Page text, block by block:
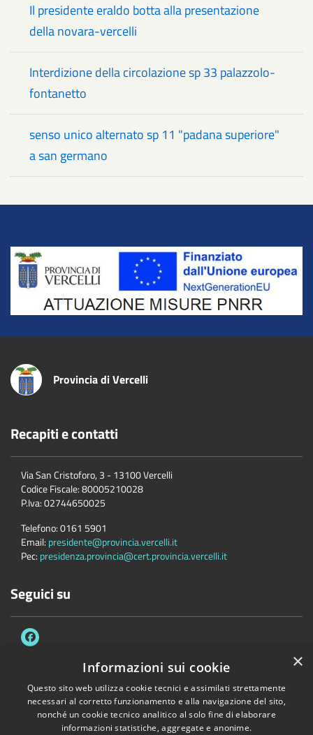
Il presidente eraldo botta alla presentazione
della novara-vercelli
Interdizione della circolazione sp 33 palazzolo-
fontanetto
senso unico alternato sp 11 "padana superiore"
a san germano
Title
Provincia di Vercelli
Recapiti e contatti
Via San Cristoforo, 3 - 13100 Vercelli
Codice Fiscale:80005210028
P.Iva:02744650025
Telefono:0161 5901
Email: presidente@provincia.vercelli.it
Pec: presidenza.provincia@cert.provincia.vercelli.it
Seguici su
Accessibilità Privacy Cookie
Mappa del sito
Dichiarazione di accessibilità e meccanismo di feedback
Link Utili
×
Informazioni sui cookie
Questo sito web utilizza cookie tecnici e assimilati strettamente
necessari al corretto funzionamento e alla navigazione del sito,
nonché un cookie tecnico analitico al solo fine di elaborare
informazioni statistiche, aggregate e anonime.